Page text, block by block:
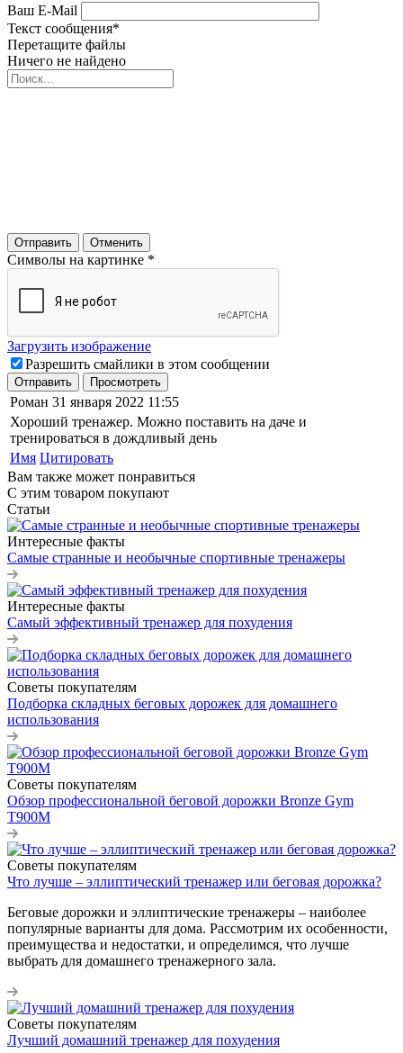
Ваш E-Mail
Текст сообщения*
Перетащите файлы
Ничего не найдено
Отправить Отменить
Символы на картинке *
Загрузить изображение
Разрешить смайлики в этом сообщении
Отправить Просмотреть
Роман 31 января 2022 11:55
Хороший тренажер. Можно поставить на даче и
тренироваться в дождливый день
Имя Цитировать
Вам также может понравиться
С этим товаром покупают
Статьи
Интересные факты
Самые странные и необычные спортивные тренажеры
Интересные факты
Самый эффективный тренажер для похудения
Советы покупателям
Подборка складных беговых дорожек для домашнего
использования
Советы покупателям
Обзор профессиональной беговой дорожки Bronze Gym
T900M
Советы покупателям
Что лучше – эллиптический тренажер или беговая дорожка?
Беговые дорожки и эллиптические тренажеры – наиболее
популярные варианты для дома. Рассмотрим их особенности,
преимущества и недостатки, и определимся, что лучше
выбрать для домашнего тренажерного зала.
Советы покупателям
Лучший домашний тренажер для похудения